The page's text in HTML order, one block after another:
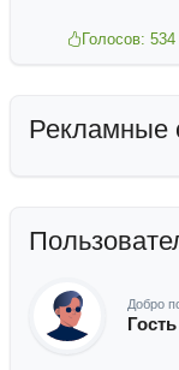
Голосов: 534
Рекламные
Добро
Гость